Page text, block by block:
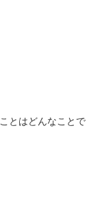
とはどんなことで